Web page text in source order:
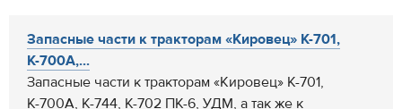
Запасные части к тракторам «Кировец» К-701,
К-700А,...
Запасные части к тракторам «Кировец» К-701,
К-700А, К-744, К-702 ПК-6, УДМ, а так же к